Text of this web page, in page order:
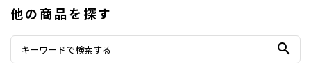
他の商品を探す
search